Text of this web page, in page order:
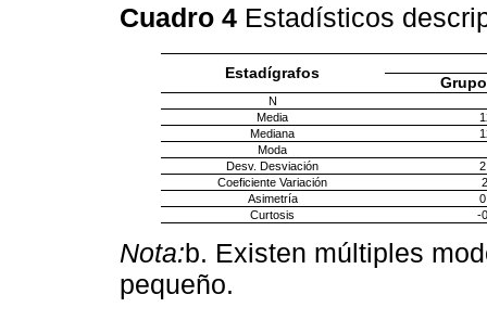
Cuadro 4 Estadísticos
Estadígrafos
N
Media
Mediana
Moda
Desv. Desviación
Coeficiente Variación
Asimetría
Curtosis
-
Nota:b. Existen múltiples
pequeño.